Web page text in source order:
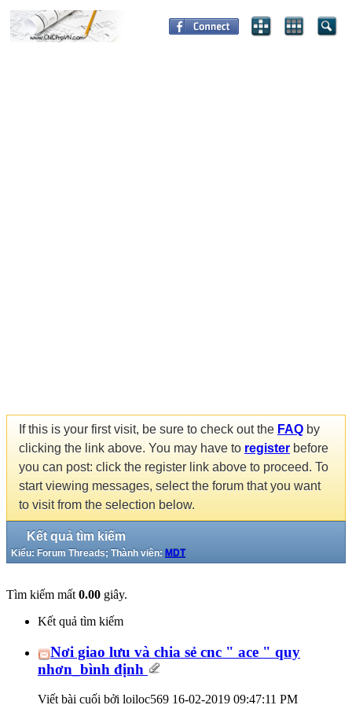
If this is your first visit, be sure to check out the FAQ by
clicking the link above. You may have to register before
you can post: click the register link above to proceed. To
start viewing messages, select the forum that you want
to visit from the selection below.
Kết quả tìm kiếm
Kiểu: Forum Threads; Thành viên: MDT
Tìm kiếm mất 0.00 giây.
Kết quả tìm kiếm
Nơi giao lưu và chia sẻ cnc " ace " quy
nhơn_bình định
Viết bài cuối bởi loiloc569 16-02-2019 09:47:11 PM